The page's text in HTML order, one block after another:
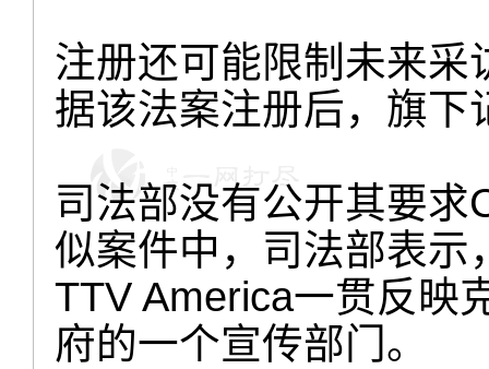
注册还可能限制未来采
据该法案注册后，旗下
司法部没有公开其要
似案件中，司法部表示
TTV America一贯反映
府的一个宣传部门。